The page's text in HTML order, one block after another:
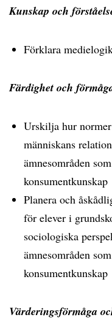
Kunskap och
Förklara
Färdighet och
Urskilja hur
människans
ämnesområden
konsumentkunskap
Planera och
för elever i
sociologiska
ämnesområden
konsumentkunskap
Värderingsförmåga